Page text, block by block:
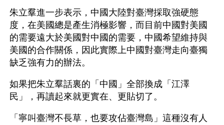
朱立羣進一步表示，中國大陸對臺灣採取強硬態
度，在美國總是產生消極影響，而目前中國對美國
的需要遠大於美國對中國的需要，中國希望維持與
美國的合作關係，因此實際上中國對臺灣走向臺獨
缺乏強有力的辦法。
如果把朱立羣話裏的「中國」全部換成「江澤
民」，再讀起來就更實在、更貼切了。
「寧叫臺灣不長草，也要攻佔臺灣島」這種沒有人